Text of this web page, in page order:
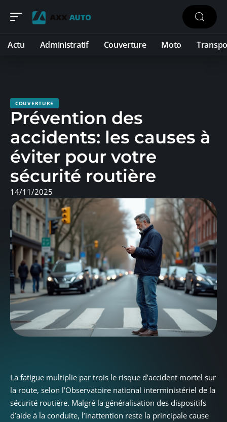
Actu Administratif Couverture Moto
COUVERTURE
Prévention des
accidents: les causes à
éviter pour votre
sécurité routière
14/11/2025
La fatigue multiplie par trois le risque d’accident mortel sur
la route, selon l’Observatoire national interministériel de la
sécurité routière. Malgré la généralisation des dispositifs
d’aide à la conduite, l’inattention reste la principale cause